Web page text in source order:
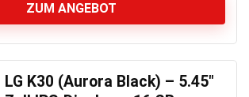
ZUM ANGEBOT
LG K30 (Aurora Black) – 5.45″